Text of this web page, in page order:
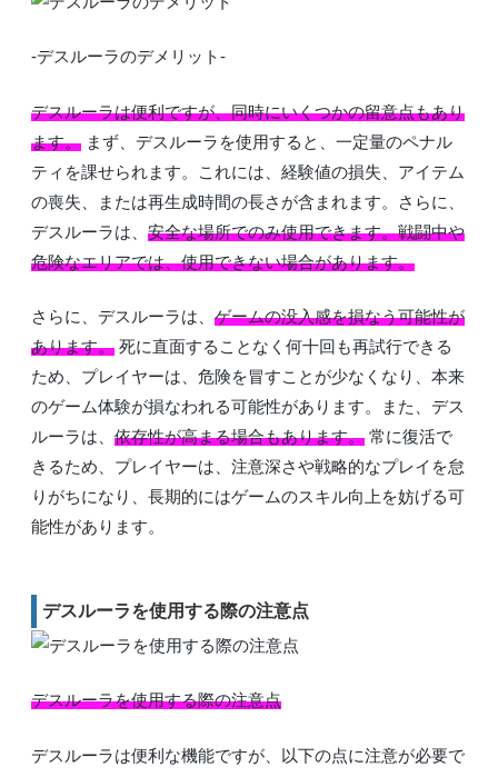
-デスルーラのデメリット-
デスルーラは便利ですが、同時にいくつかの留意点もあり
ます。 まず、デスルーラを使用すると、一定量のペナル
ティを課せられます。これには、経験値の損失、アイテム
の喪失、または再生成時間の長さが含まれます。さらに、
デスルーラは、 安全な場所でのみ使用できます。戦闘中や
危険なエリアでは、使用できない場合があります。
さらに、デスルーラは、 ゲームの没入感を損なう可能性が
あります。 死に直面することなく何十回も再試行できる
ため、プレイヤーは、危険を冒すことが少なくなり、本来
のゲーム体験が損なわれる可能性があります。また、デス
ルーラは、 依存性が高まる場合もあります。 常に復活で
きるため、プレイヤーは、注意深さや戦略的なプレイを怠
りがちになり、長期的にはゲームのスキル向上を妨げる可
能性があります。
デスルーラを使用する際の注意点
デスルーラを使用する際の注意点
デスルーラは便利な機能ですが、以下の点に注意が必要で